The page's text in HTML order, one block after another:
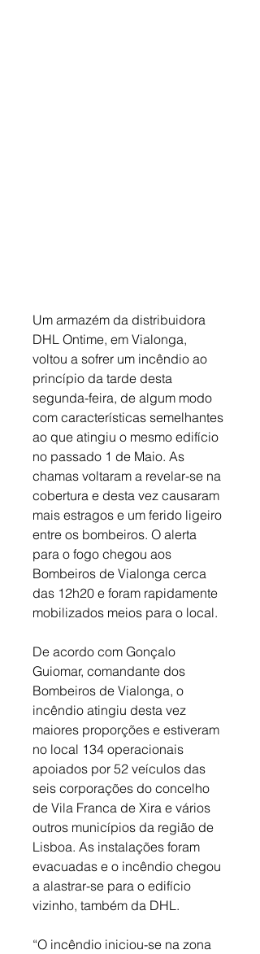
Um armazém da distribuidora
DHL Ontime, em Vialonga,
voltou a sofrer um incêndio ao
princípio da tarde desta
segunda-feira, de algum modo
com características semelhantes
ao que atingiu o mesmo edifício
no passado 1 de Maio. As
chamas voltaram a revelar-se na
cobertura e desta vez causaram
mais estragos e um ferido ligeiro
entre os bombeiros. O alerta
para o fogo chegou aos
Bombeiros de Vialonga cerca
das 12h20 e foram rapidamente
mobilizados meios para o local.
De acordo com Gonçalo
Guiomar, comandante dos
Bombeiros de Vialonga, o
incêndio atingiu desta vez
maiores proporções e estiveram
no local 134 operacionais
apoiados por 52 veículos das
seis corporações do concelho
de Vila Franca de Xira e vários
outros municípios da região de
Lisboa. As instalações foram
evacuadas e o incêndio chegou
a alastrar-se para o edifício
vizinho, também da DHL.
“O incêndio iniciou-se na zona